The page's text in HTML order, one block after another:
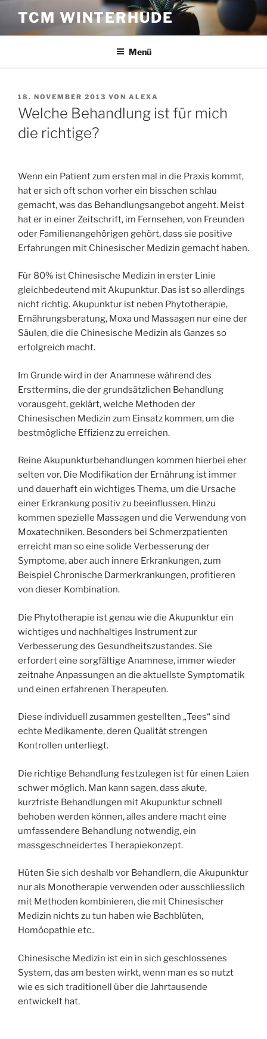
Inhalt
springen
TCM WINTERHUDE
Menü
VERÖFFENTLICHT
AM
18. NOVEMBER 2013 VON ALEXA
Welche Behandlung ist für mich
die richtige?
Wenn ein Patient zum ersten mal in die Praxis kommt,
hat er sich oft schon vorher ein bisschen schlau
gemacht, was das Behandlungsangebot angeht. Meist
hat er in einer Zeitschrift, im Fernsehen, von Freunden
oder Familienangehörigen gehört, dass sie positive
Erfahrungen mit Chinesischer Medizin gemacht haben.
Für 80% ist Chinesische Medizin in erster Linie
gleichbedeutend mit Akupunktur. Das ist so allerdings
nicht richtig. Akupunktur ist neben Phytotherapie,
Ernährungsberatung, Moxa und Massagen nur eine der
Säulen, die die Chinesische Medizin als Ganzes so
erfolgreich macht.
Im Grunde wird in der Anamnese während des
Ersttermins, die der grundsätzlichen Behandlung
vorausgeht, geklärt, welche Methoden der
Chinesischen Medizin zum Einsatz kommen, um die
bestmögliche Effizienz zu erreichen.
Reine Akupunkturbehandlungen kommen hierbei eher
selten vor. Die Modifikation der Ernährung ist immer
und dauerhaft ein wichtiges Thema, um die Ursache
einer Erkrankung positiv zu beeinflussen. Hinzu
kommen spezielle Massagen und die Verwendung von
Moxatechniken. Besonders bei Schmerzpatienten
erreicht man so eine solide Verbesserung der
Symptome, aber auch innere Erkrankungen, zum
Beispiel Chronische Darmerkrankungen, profitieren
von dieser Kombination.
Die Phytotherapie ist genau wie die Akupunktur ein
wichtiges und nachhaltiges Instrument zur
Verbesserung des Gesundheitszustandes. Sie
erfordert eine sorgfältige Anamnese, immer wieder
zeitnahe Anpassungen an die aktuellste Symptomatik
und einen erfahrenen Therapeuten.
Diese individuell zusammen gestellten „Tees“ sind
echte Medikamente, deren Qualität strengen
Kontrollen unterliegt.
Die richtige Behandlung festzulegen ist für einen Laien
schwer möglich. Man kann sagen, dass akute,
kurzfriste Behandlungen mit Akupunktur schnell
behoben werden können, alles andere macht eine
umfassendere Behandlung notwendig, ein
massgeschneidertes Therapiekonzept.
Hüten Sie sich deshalb vor Behandlern, die Akupunktur
nur als Monotherapie verwenden oder ausschliesslich
mit Methoden kombinieren, die mit Chinesischer
Medizin nichts zu tun haben wie Bachblüten,
Homöopathie etc..
Chinesische Medizin ist ein in sich geschlossenes
System, das am besten wirkt, wenn man es so nutzt
wie es sich traditionell über die Jahrtausende
entwickelt hat.